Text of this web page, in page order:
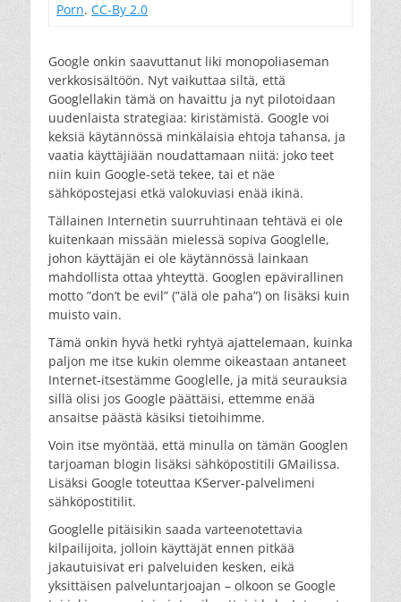
Porn. CC-By 2.0
Google onkin saavuttanut liki monopoliaseman
verkkosisältöön. Nyt vaikuttaa siltä, että
Googlellakin tämä on havaittu ja nyt pilotoidaan
uudenlaista strategiaa: kiristämistä. Google voi
keksiä käytännössä minkälaisia ehtoja tahansa, ja
vaatia käyttäjiään noudattamaan niitä: joko teet
niin kuin Google-setä tekee, tai et näe
sähköpostejasi etkä valokuviasi enää ikinä.
Tällainen Internetin suurruhtinaan tehtävä ei ole
kuitenkaan missään mielessä sopiva Googlelle,
johon käyttäjän ei ole käytännössä lainkaan
mahdollista ottaa yhteyttä. Googlen epävirallinen
motto ”don’t be evil” (”älä ole paha”) on lisäksi kuin
muisto vain.
Tämä onkin hyvä hetki ryhtyä ajattelemaan, kuinka
paljon me itse kukin olemme oikeastaan antaneet
Internet-itsestämme Googlelle, ja mitä seurauksia
sillä olisi jos Google päättäisi, ettemme enää
ansaitse päästä käsiksi tietoihimme.
Voin itse myöntää, että minulla on tämän Googlen
tarjoaman blogin lisäksi sähköpostitili GMailissa.
Lisäksi Google toteuttaa KServer-palvelimeni
sähköpostitilit.
Googlelle pitäisikin saada varteenotettavia
kilpailijoita, jolloin käyttäjät ennen pitkää
jakautuisivat eri palveluiden kesken, eikä
yksittäisen palveluntarjoajan – olkoon se Google